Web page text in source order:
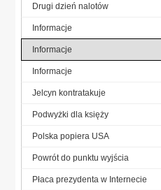
Drugi dzień nalotów
Informacje
Informacje
Informacje
Jelcyn kontratakuje
Podwyżki dla księży
Polska popiera USA
Powrót do punktu wyjścia
Płaca prezydenta w Internecie